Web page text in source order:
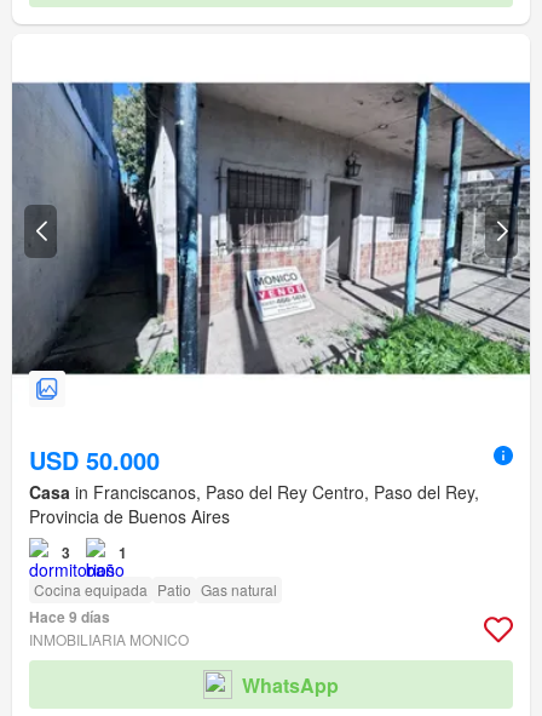
USD 50.000
Casa in Franciscanos, Paso del Rey Centro, Paso del Rey,
Provincia de Buenos Aires
3 1
Cocina equipada Patio Gas natural
Hace 9 días
INMOBILIARIA MONICO
WhatsApp